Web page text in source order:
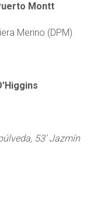
Montt
Merino (DPM)
53’ Jazmín